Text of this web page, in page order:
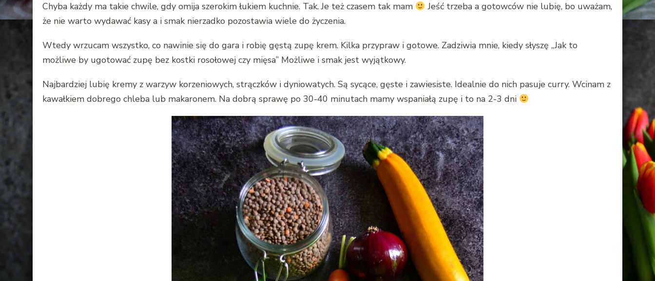
Chyba każdy ma takie chwile, gdy omija szerokim łukiem kuchnie. Tak. Je też czasem tak mam
Jeść trzeba a gotowców nie lubię, bo uważam,
że nie warto wydawać kasy a i smak nierzadko pozostawia wiele do życzenia.
Wtedy wrzucam wszystko, co nawinie się do gara i robię gęstą zupę krem. Kilka przypraw i gotowe. Zadziwia mnie, kiedy słyszę „Jak to
możliwe by ugotować zupę bez kostki rosołowej czy mięsa” Możliwe i smak jest wyjątkowy.
Najbardziej lubię kremy z warzyw korzeniowych, strączków i dyniowatych. Są sycące, gęste i zawiesiste. Idealnie do nich pasuje curry. Wcinam z
kawałkiem dobrego chleba lub makaronem. Na dobrą sprawę po 30-40 minutach mamy wspaniałą zupę i to na 2-3 dni